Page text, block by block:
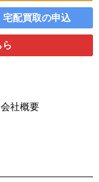
宅配買取の申込
会社概要